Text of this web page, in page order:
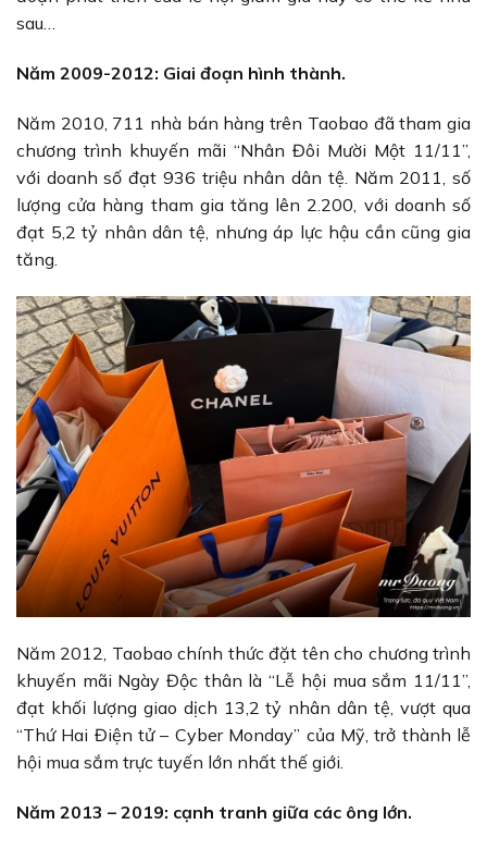
sau…
Năm 2009-2012: Giai đoạn hình thành.
Năm 2010, 711 nhà bán hàng trên Taobao đã tham gia
chương trình khuyến mãi “Nhân Đôi Mười Một 11/11”,
với doanh số đạt 936 triệu nhân dân tệ. Năm 2011, số
lượng cửa hàng tham gia tăng lên 2.200, với doanh số
đạt 5,2 tỷ nhân dân tệ, nhưng áp lực hậu cần cũng gia
tăng.
Năm 2012, Taobao chính thức đặt tên cho chương trình
khuyến mãi Ngày Độc thân là “Lễ hội mua sắm 11/11”,
đạt khối lượng giao dịch 13,2 tỷ nhân dân tệ, vượt qua
“Thứ Hai Điện tử – Cyber Monday” của Mỹ, trở thành lễ
hội mua sắm trực tuyến lớn nhất thế giới.
Năm 2013 – 2019: cạnh tranh giữa các ông lớn.